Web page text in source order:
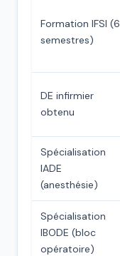
Formation IFSI (6
semestres)
DE infirmier
obtenu
Spécialisation
IADE
(anesthésie)
Spécialisation
IBODE (bloc
opératoire)